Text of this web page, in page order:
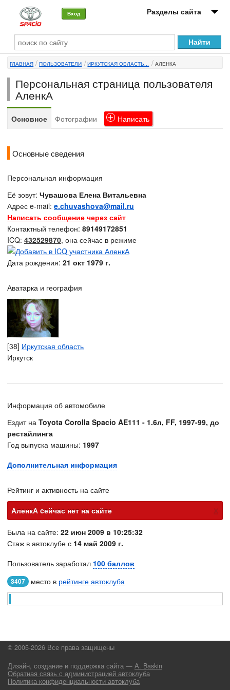
Вход Разделы сайта
О машине
Автоклуб
Форумы
Сервисы и услуги
ГЛАВНАЯ ПОЛЬЗОВАТЕЛИ ИРКУТСКАЯ ОБЛАСТЬ... АЛЕНКА
Персональная страница пользователя
АленкА
Основное Фотографии Написать
Основные сведения
Персональная информация
Её зовут: Чувашова Елена Витальевна
Адрес e-mail: e.chuvashova@mail.ru
Написать сообщение через сайт
Контактный телефон: 89149172851
ICQ: 432529870, она сейчас в режиме
Дата рождения: 21 окт 1979 г.
Аватарка и география
[38] Иркутская область
Иркутск
Информация об автомобиле
Ездит на Toyota Corolla Spacio AE111 - 1.6л, FF, 1997-99, до
рестайлинга
Год выпуска машины: 1997
Дополнительная информация
Рейтинг и активность на сайте
АленкА cейчас нет на сайте
х
Была на сайте: 22 июн 2009 в 10:25:32
Стаж в автоклубе с 14 май 2009 г.
Пользователь заработал 100 баллов
3407 место в рейтинге автоклуба
© 2005-2026 Все права защищены
Дизайн, создание и поддержка сайта — А. Baskin
Обратная связь с администрацией автоклуба
Политика конфиденциальности автоклуба